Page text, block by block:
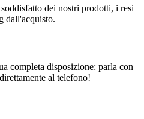
dei nostri prodotti, i resi
dall'acquisto.
completa disposizione: parla con
al telefono!